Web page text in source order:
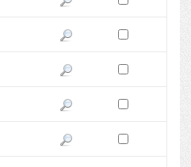
Pokaż podgląd wersji z dnia
Zaznacz wersję do
Pokaż podgląd wersji z dnia
Zaznacz wersję do
Pokaż podgląd wersji z dnia
Zaznacz wersję do
Pokaż podgląd wersji z dnia
Zaznacz wersję do